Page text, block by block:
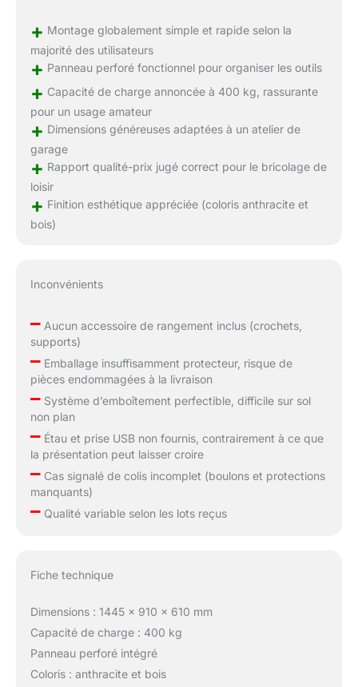
+ Montage globalement simple et rapide selon la
majorité des utilisateurs
+ Panneau perforé fonctionnel pour organiser les outils
+ Capacité de charge annoncée à 400 kg, rassurante
pour un usage amateur
+ Dimensions généreuses adaptées à un atelier de
garage
+ Rapport qualité-prix jugé correct pour le bricolage de
loisir
+ Finition esthétique appréciée (coloris anthracite et
bois)
Inconvénients
–Aucun accessoire de rangement inclus (crochets,
supports)
–Emballage insuffisamment protecteur, risque de
pièces endommagées à la livraison
–Système d’emboîtement perfectible, difficile sur sol
non plan
–Étau et prise USB non fournis, contrairement à ce que
la présentation peut laisser croire
–Cas signalé de colis incomplet (boulons et protections
manquants)
–Qualité variable selon les lots reçus
Fiche technique
Dimensions : 1445 x 910 x 610 mm
Capacité de charge : 400 kg
Panneau perforé intégré
Coloris : anthracite et bois